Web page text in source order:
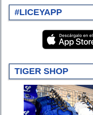
#LICEYAPP
TIGER SHOP